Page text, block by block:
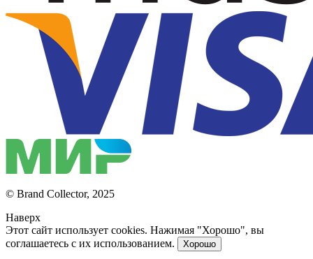
© Brand Collector, 2025
Наверх
Этот сайт использует cookies. Нажимая "Хорошо", вы
соглашаетесь с их использованием.
Хорошо